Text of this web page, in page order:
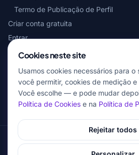
Termo de Publicação de Perfil
Criar conta gratuita
Entrar
WhatsApp: (11) 99748-2174
cursos@vistoriacompleta.com.br
© 2026 Vistoria Completa. Todos os
Completa Serviços de Vistoria Ltda — CNPJ
Cookies neste site
Usamos cookies necessários para o
você permitir, cookies de medição
Você escolhe — e pode mudar
Política de Cookies e na Política de
Rejeitar todos